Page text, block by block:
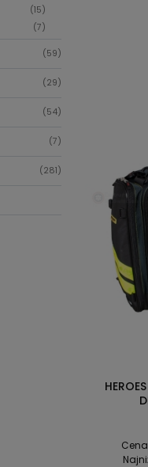
(15)
(7)
(59)
(29)
(54)
(7)
(281)